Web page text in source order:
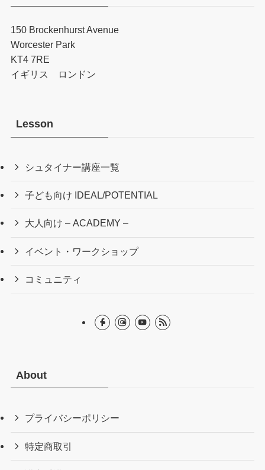
150 Brockenhurst Avenue
Worcester Park
KT4 7RE
イギリス ロンドン
Lesson
シュタイナー講座一覧
子ども向け IDEAL/POTENTIAL
大人向け – ACADEMY –
イベント・ワークショップ
コミュニティ
About
プライバシーポリシー
特定商取引